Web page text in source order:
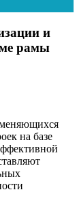
и
рамы
на базе